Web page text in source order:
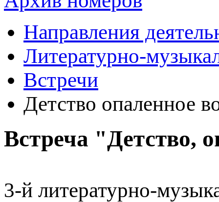
Направления
Литературно-
Встречи
Детство опаленное
Встреча "Детство,
3-й литературно-